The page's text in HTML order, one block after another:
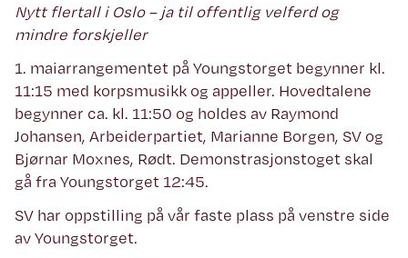
Nytt flertall i Oslo – ja til offentlig velferd og
mindre forskjeller
1. maiarrangementet på Youngstorget begynner kl.
11:15 med korpsmusikk og appeller. Hovedtalene
begynner ca. kl. 11:50 og holdes av Raymond
Johansen, Arbeiderpartiet, Marianne Borgen, SV og
Bjørnar Moxnes, Rødt. Demonstrasjonstoget skal
gå fra Youngstorget 12:45.
SV har oppstilling på vår faste plass på venstre side
av Youngstorget.